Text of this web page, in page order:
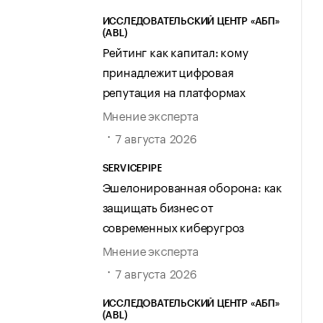
ИССЛЕДОВАТЕЛЬСКИЙ ЦЕНТР «АБП»
(ABL)
Рейтинг как капитал: кому
принадлежит цифровая
репутация на платформах
Мнение эксперта
7 августа 2026
SERVICEPIPE
Эшелонированная оборона: как
защищать бизнес от
современных киберугроз
Мнение эксперта
7 августа 2026
ИССЛЕДОВАТЕЛЬСКИЙ ЦЕНТР «АБП»
(ABL)